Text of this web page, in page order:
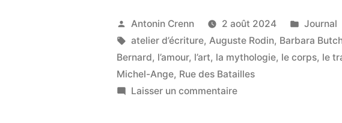
sont
pas
des
Publié
par
Antonin Crenn 2 août 2024
Publié
dans
Journal
Étiquettes :
atelier d’écriture, Auguste Rodin, Barbara
Bernard, l’amour, l’art, la mythologie, le corps, le
Michel-Ange, Rue des Batailles
Laisser un commentairesur